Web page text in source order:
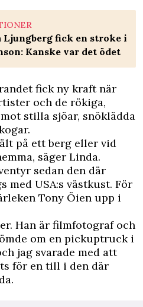
Ljungberg fick en stroke i
Kanske var det ödet
fick ny kraft när
och de rökiga,
stilla sjöar, snöklädda
på ett berg eller vid
säger Linda.
sedan den där
med USA:s västkust. För
Tony Öien upp i
Han är filmfotograf och
om en pickuptruck i
jag svarade med att
för en till i den där